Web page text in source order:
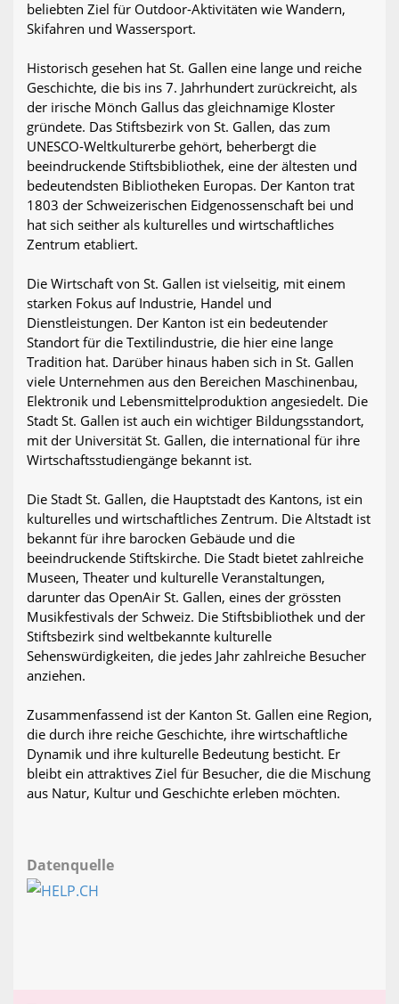
beliebten Ziel für Outdoor-Aktivitäten wie Wandern,
Skifahren und Wassersport.
Historisch gesehen hat St. Gallen eine lange und reiche
Geschichte, die bis ins 7. Jahrhundert zurückreicht, als
der irische Mönch Gallus das gleichnamige Kloster
gründete. Das Stiftsbezirk von St. Gallen, das zum
UNESCO-Weltkulturerbe gehört, beherbergt die
beeindruckende Stiftsbibliothek, eine der ältesten und
bedeutendsten Bibliotheken Europas. Der Kanton trat
1803 der Schweizerischen Eidgenossenschaft bei und
hat sich seither als kulturelles und wirtschaftliches
Zentrum etabliert.
Die Wirtschaft von St. Gallen ist vielseitig, mit einem
starken Fokus auf Industrie, Handel und
Dienstleistungen. Der Kanton ist ein bedeutender
Standort für die Textilindustrie, die hier eine lange
Tradition hat. Darüber hinaus haben sich in St. Gallen
viele Unternehmen aus den Bereichen Maschinenbau,
Elektronik und Lebensmittelproduktion angesiedelt. Die
Stadt St. Gallen ist auch ein wichtiger Bildungsstandort,
mit der Universität St. Gallen, die international für ihre
Wirtschaftsstudiengänge bekannt ist.
Die Stadt St. Gallen, die Hauptstadt des Kantons, ist ein
kulturelles und wirtschaftliches Zentrum. Die Altstadt ist
bekannt für ihre barocken Gebäude und die
beeindruckende Stiftskirche. Die Stadt bietet zahlreiche
Museen, Theater und kulturelle Veranstaltungen,
darunter das OpenAir St. Gallen, eines der grössten
Musikfestivals der Schweiz. Die Stiftsbibliothek und der
Stiftsbezirk sind weltbekannte kulturelle
Sehenswürdigkeiten, die jedes Jahr zahlreiche Besucher
anziehen.
Zusammenfassend ist der Kanton St. Gallen eine Region,
die durch ihre reiche Geschichte, ihre wirtschaftliche
Dynamik und ihre kulturelle Bedeutung besticht. Er
bleibt ein attraktives Ziel für Besucher, die die Mischung
aus Natur, Kultur und Geschichte erleben möchten.
Datenquelle